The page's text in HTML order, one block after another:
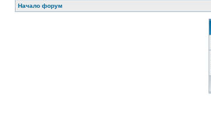
Начало форум